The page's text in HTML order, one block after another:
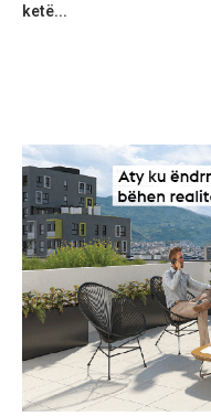
ketë...